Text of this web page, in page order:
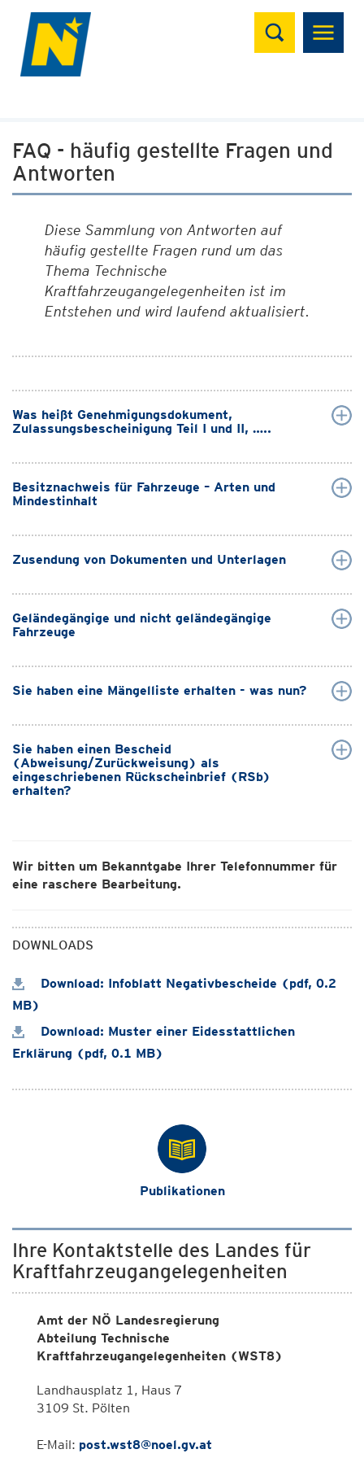
Suchen
FAQ - häufig gestellte Fragen und
Antworten
Diese Sammlung von Antworten auf
häufig gestellte Fragen rund um das
Thema Technische
Kraftfahrzeugangelegenheiten ist im
Entstehen und wird laufend aktualisiert.
Was heißt Genehmigungsdokument,
Zulassungsbescheinigung Teil I und II, …..
Besitznachweis für Fahrzeuge – Arten und
Mindestinhalt
Zusendung von Dokumenten und Unterlagen
Geländegängige und nicht geländegängige
Fahrzeuge
Sie haben eine Mängelliste erhalten - was nun?
Sie haben einen Bescheid
(Abweisung/Zurückweisung) als
eingeschriebenen Rückscheinbrief (RSb)
erhalten?
Wir bitten um Bekanntgabe Ihrer Telefonnummer für
eine raschere Bearbeitung.
DOWNLOADS
Download: Infoblatt Negativbescheide (pdf, 0.2
MB)
Download: Muster einer Eidesstattlichen
Erklärung (pdf, 0.1 MB)
Publikationen
Ihre Kontaktstelle des Landes für
Kraftfahrzeugangelegenheiten
Amt der NÖ Landesregierung
Abteilung Technische
Kraftfahrzeugangelegenheiten (WST8)
Landhausplatz 1, Haus 7
3109 St. Pölten
E-Mail: post.wst8@noel.gv.at